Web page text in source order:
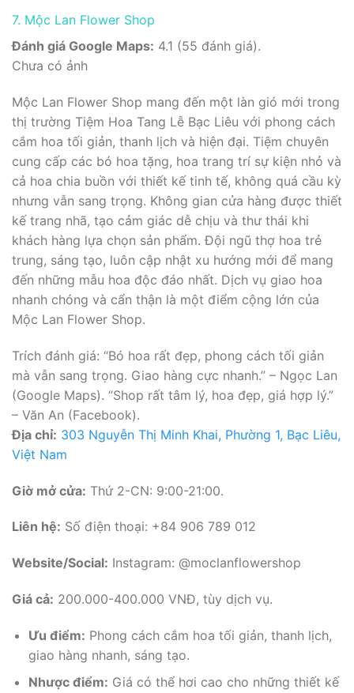
7. Mộc Lan Flower Shop
Đánh giá Google Maps: 4.1 (55 đánh giá).
Chưa có ảnh
Mộc Lan Flower Shop mang đến một làn gió mới trong
thị trường Tiệm Hoa Tang Lễ Bạc Liêu với phong cách
cắm hoa tối giản, thanh lịch và hiện đại. Tiệm chuyên
cung cấp các bó hoa tặng, hoa trang trí sự kiện nhỏ và
cả hoa chia buồn với thiết kế tinh tế, không quá cầu kỳ
nhưng vẫn sang trọng. Không gian cửa hàng được thiết
kế trang nhã, tạo cảm giác dễ chịu và thư thái khi
khách hàng lựa chọn sản phẩm. Đội ngũ thợ hoa trẻ
trung, sáng tạo, luôn cập nhật xu hướng mới để mang
đến những mẫu hoa độc đáo nhất. Dịch vụ giao hoa
nhanh chóng và cẩn thận là một điểm cộng lớn của
Mộc Lan Flower Shop.
Trích đánh giá: “Bó hoa rất đẹp, phong cách tối giản
mà vẫn sang trọng. Giao hàng cực nhanh.” – Ngọc Lan
(Google Maps). “Shop rất tâm lý, hoa đẹp, giá hợp lý.”
– Văn An (Facebook).
Địa chỉ: 303 Nguyễn Thị Minh Khai, Phường 1, Bạc Liêu,
Việt Nam
Giờ mở cửa: Thứ 2-CN: 9:00-21:00.
Liên hệ: Số điện thoại: +84 906 789 012
Website/Social: Instagram: @moclanflowershop
Giá cả: 200.000-400.000 VNĐ, tùy dịch vụ.
Ưu điểm: Phong cách cắm hoa tối giản, thanh lịch,
giao hàng nhanh, sáng tạo.
Nhược điểm: Giá có thể hơi cao cho những thiết kế